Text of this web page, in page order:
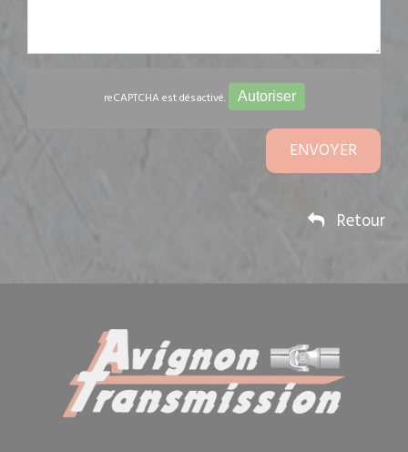
reCAPTCHA est désactivé. Autoriser
ENVOYER
Retour